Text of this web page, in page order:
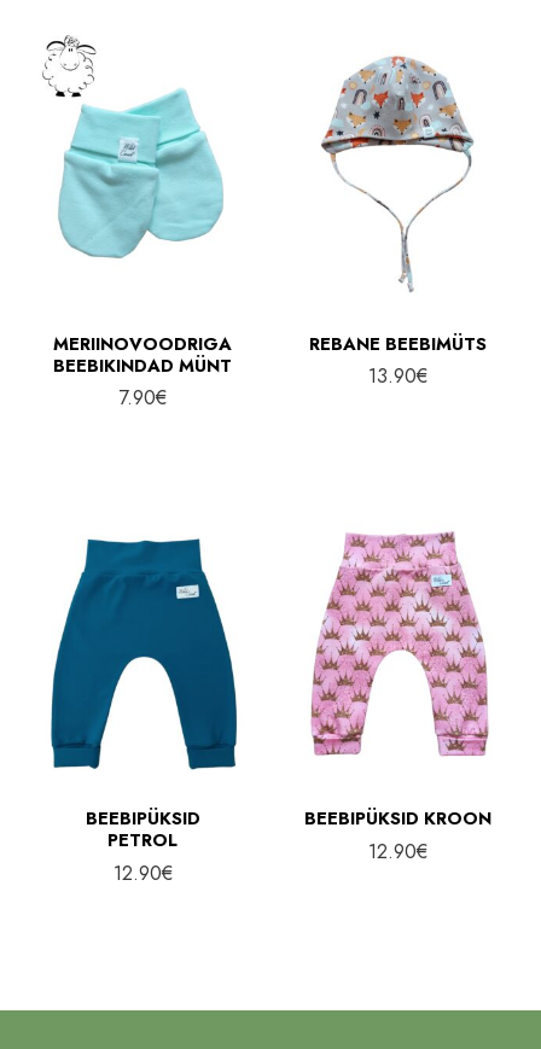
MERIINOVOODRIGA
BEEBIKINDAD MÜNT
7.90€
REBANE BEEBIMÜTS
13.90€
BEEBIPÜKSID
PETROL
12.90€
BEEBIPÜKSID KROON
12.90€